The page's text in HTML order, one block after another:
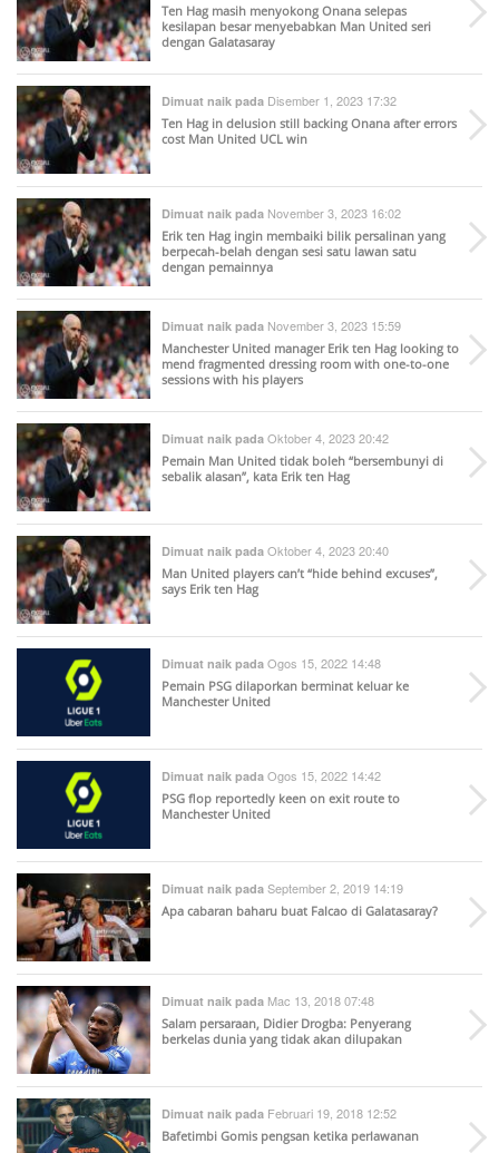
Ten Hag masih menyokong Onana selepas
kesilapan besar menyebabkan Man United seri
dengan Galatasaray
Dimuat naik pada Disember 1, 2023 17:32
Ten Hag in delusion still backing Onana after errors
cost Man United UCL win
Dimuat naik pada November 3, 2023 16:02
Erik ten Hag ingin membaiki bilik persalinan yang
berpecah-belah dengan sesi satu lawan satu
dengan pemainnya
Dimuat naik pada November 3, 2023 15:59
Manchester United manager Erik ten Hag looking to
mend fragmented dressing room with one-to-one
sessions with his players
Dimuat naik pada Oktober 4, 2023 20:42
Pemain Man United tidak boleh “bersembunyi di
sebalik alasan”, kata Erik ten Hag
Dimuat naik pada Oktober 4, 2023 20:40
Man United players can’t “hide behind excuses”,
says Erik ten Hag
Dimuat naik pada Ogos 15, 2022 14:48
Pemain PSG dilaporkan berminat keluar ke
Manchester United
Dimuat naik pada Ogos 15, 2022 14:42
PSG flop reportedly keen on exit route to
Manchester United
Dimuat naik pada September 2, 2019 14:19
Apa cabaran baharu buat Falcao di Galatasaray?
Dimuat naik pada Mac 13, 2018 07:48
Salam persaraan, Didier Drogba: Penyerang
berkelas dunia yang tidak akan dilupakan
Dimuat naik pada Februari 19, 2018 12:52
Bafetimbi Gomis pengsan ketika perlawanan